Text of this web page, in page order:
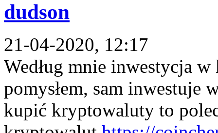
dudson
21-04-2020, 12:17
Według mnie inwestycja
pomysłem, sam inwestuje
kupić kryptowaluty to